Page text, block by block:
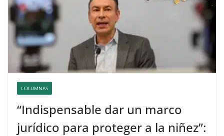
COLUMNAS
“Indispensable dar un marco
jurídico para proteger a la niñez”: